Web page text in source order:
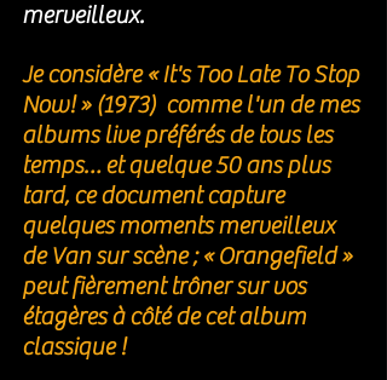
merveilleux.
Je considère « It's Too Late To Stop
Now! » (1973)  comme l'un de mes
albums live préférés de tous les
temps… et quelque 50 ans plus
tard, ce document capture
quelques moments merveilleux
de Van sur scène ; « Orangefield »
peut fièrement trôner sur vos
étagères à côté de cet album
classique !